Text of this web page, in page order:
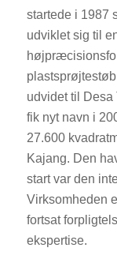
startede i 1987
udviklet sig til
udvidet til Desa
fik nyt navn i
27.600
Kajang. Den
start var den
Virksomheden
fortsat
ekspertise.